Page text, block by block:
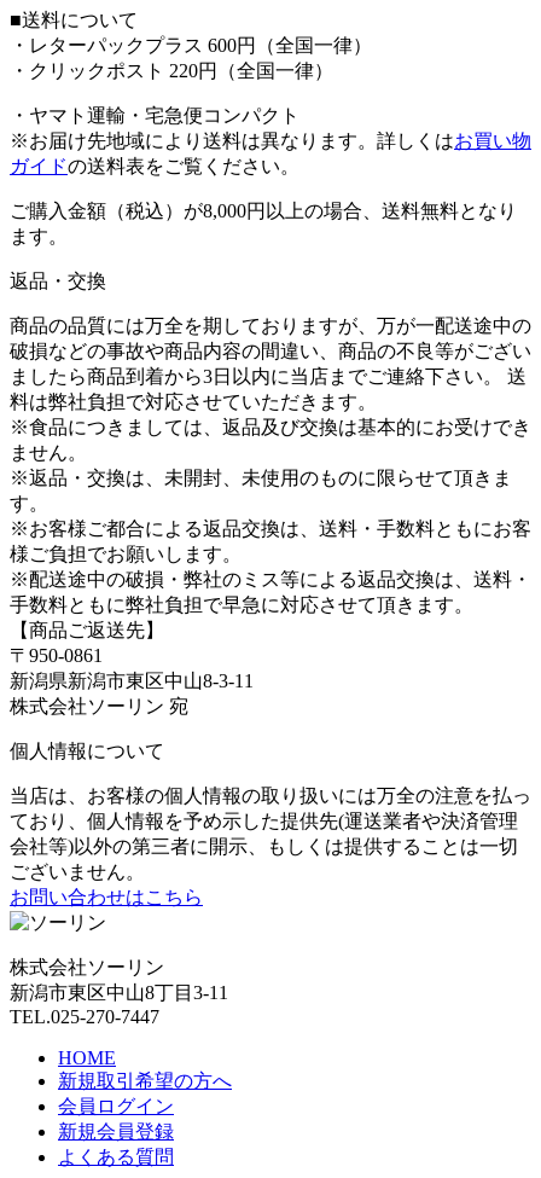
■送料について
・レターパックプラス 600円（全国一律）
・クリックポスト 220円（全国一律）
・ヤマト運輸・宅急便コンパクト
※お届け先地域により送料は異なります。 詳しくはお買い物
ガイドの送料表をご覧ください。
ご購入金額（税込）が8,000円以上の場合、送料無料となり
ます。
返品・交換
商品の品質には万全を期しておりますが、万が一配送途中の
破損などの事故や商品内容の間違い、商品の不良等がござい
ましたら商品到着から3日以内に当店までご連絡下さい。 送
料は弊社負担で対応させていただきます。
※食品につきましては、返品及び交換は基本的にお受けでき
ません。
※返品・交換は、未開封、未使用のものに限らせて頂きま
す。
※お客様ご都合による返品交換は、送料・手数料ともにお客
様ご負担でお願いします。
※配送途中の破損・弊社のミス等による返品交換は、送料・
手数料ともに弊社負担で早急に対応させて頂きます。
【商品ご返送先】
〒950-0861
新潟県新潟市東区中山8-3-11
株式会社ソーリン 宛
個人情報について
当店は、お客様の個人情報の取り扱いには万全の注意を払っ
ており、個人情報を予め示した提供先(運送業者や決済管理
会社等)以外の第三者に開示、もしくは提供することは一切
ございません。
お問い合わせはこちら
株式会社ソーリン
新潟市東区中山8丁目3-11
TEL.025-270-7447
HOME
新規取引希望の方へ
会員ログイン
新規会員登録
よくある質問